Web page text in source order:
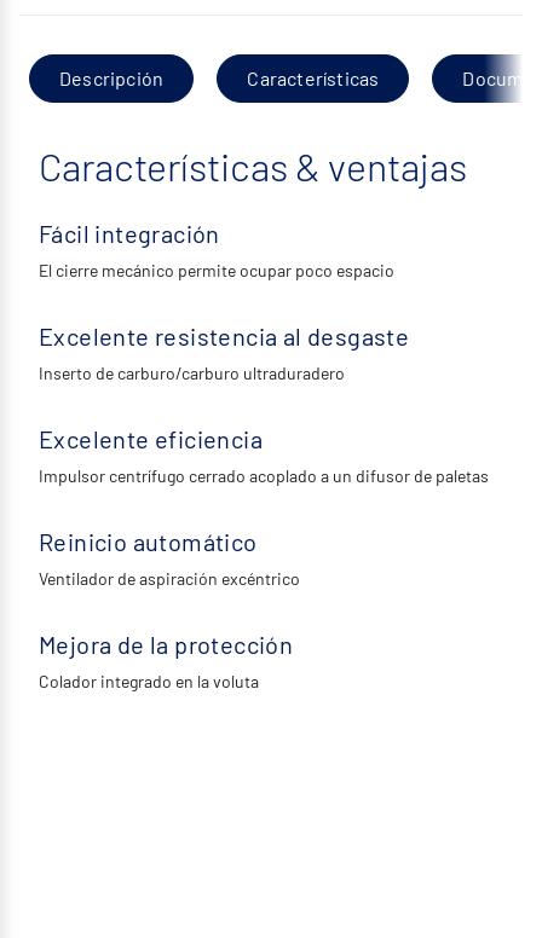
Descripción Características
Características & ventajas
Fácil integración
El cierre mecánico permite ocupar poco espacio
Excelente resistencia al desgaste
Inserto de carburo/carburo ultraduradero
Excelente eficiencia
Impulsor centrífugo cerrado acoplado a un difusor de paletas
Reinicio automático
Ventilador de aspiración excéntrico
Mejora de la protección
Colador integrado en la voluta